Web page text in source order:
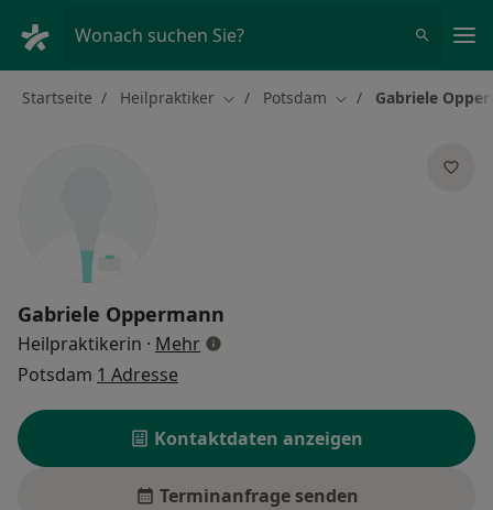
Wonach suchen Sie?
Startseite Heilpraktiker Stadt ändern
Potsdam Stadt ändern
Gabriele
Gabriele Oppermann
Heilpraktikerin · Mehrüber Spezialisierungen
Potsdam 1 Adresse
Kontaktdaten anzeigen
Terminanfrage senden